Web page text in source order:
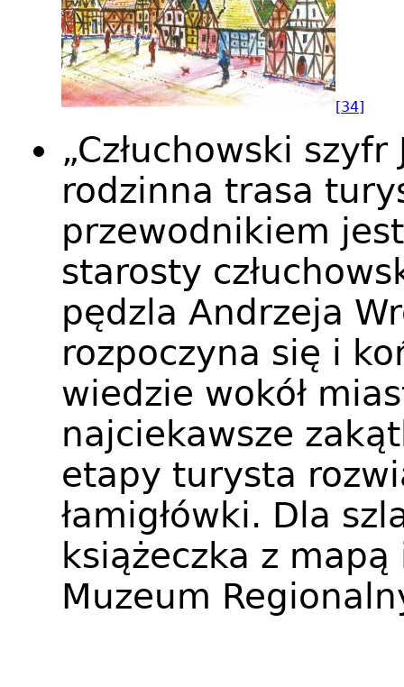
[34]
„Człuchowski
rodzinna trasa
przewodnikiem
starosty
pędzla Andrzeja
rozpoczyna się i
wiedzie wokół
najciekawsze
etapy turysta
łamigłówki. Dla
książeczka z
Muzeum